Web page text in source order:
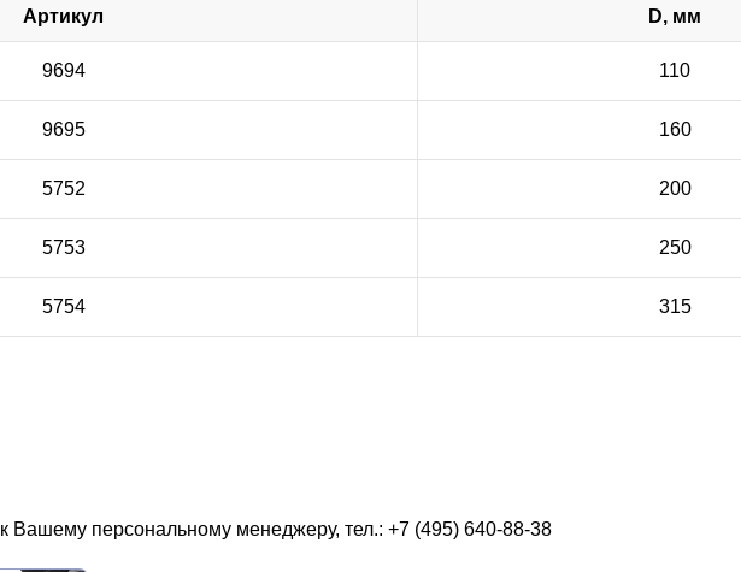
Артикул D, мм
9694 110
9695 160
5752 200
5753 250
5754 315
Вашему персональному менеджеру, тел.: +7 (495) 640-88-38